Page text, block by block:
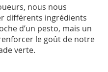
nous nous
différents ingrédients
d’un pesto, mais un
le goût de notre
verte.